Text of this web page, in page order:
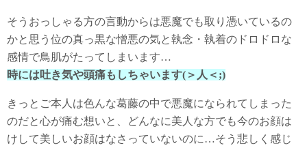
そうおっしゃる方の言動からは悪魔でも取り憑いているの
かと思う位の真っ黒な憎悪の気と執念・執着のドロドロな
感情で鳥肌がたってしまいます…
時には吐き気や頭痛もしちゃいます(＞人＜;)
きっとご本人は色んな葛藤の中で悪魔になられてしまった
のだと心が痛む想いと、どんなに美人な方でも今のお顔は
けして美しいお顔はなさっていないのに…そう悲しく感じ